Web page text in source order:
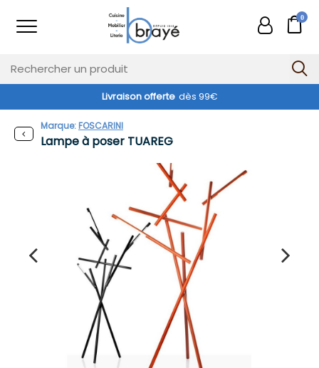
0
Livraison offerte dès 99€
Lampe à poser TUAREG
Marque:FOSCARINI